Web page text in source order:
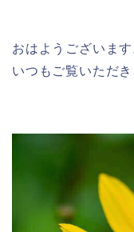
おはようございます
いつもご覧いただ